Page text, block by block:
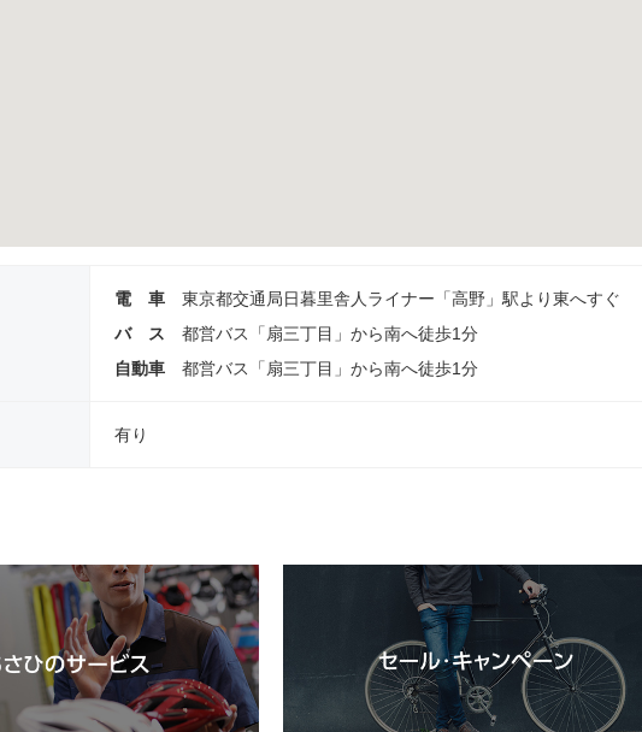
電 車
東京都交通局日暮里舎人ライナー「高野」駅より東へすぐ
バ ス
都営バス「扇三丁目」から南へ徒歩1分
自動車
都営バス「扇三丁目」から南へ徒歩1分
有り